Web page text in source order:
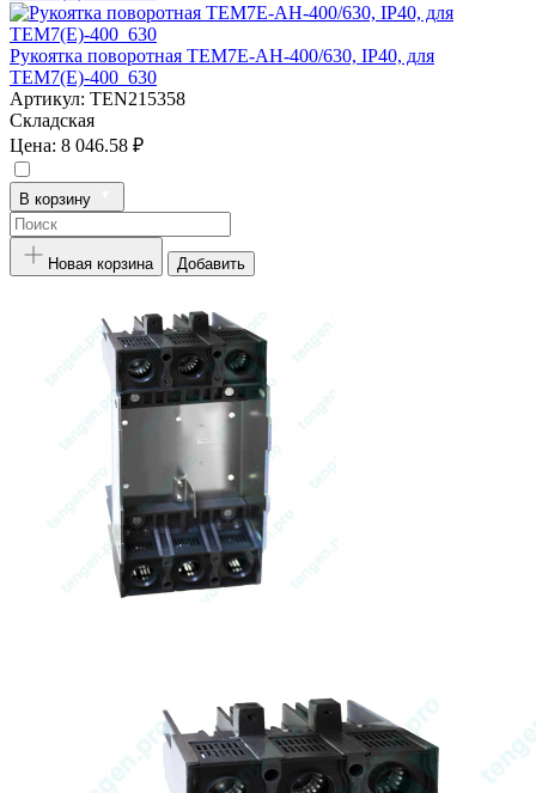
Рукоятка поворотная TEM7E-AH-400/630, IP40, для
TEM7(E)-400_630
Артикул: TEN215358
Складская
Цена: 8 046.58 ₽
В корзину
Новая корзина Добавить